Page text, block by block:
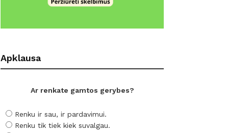
Apklausa
Ar renkate gamtos gerybes?
Renku ir sau, ir pardavimui.
Renku tik tiek kiek suvalgau.